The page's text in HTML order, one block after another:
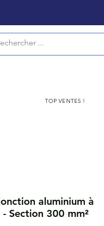
TOP VENTES !
aluminium à
Section 300 mm²